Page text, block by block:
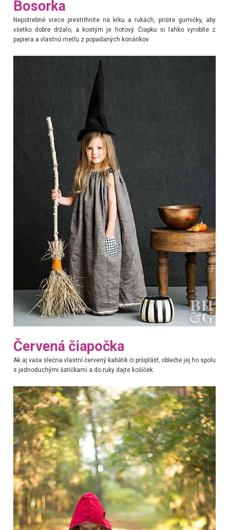
Bosorka
Nepotrebné vrece prestrihnite na krku a rukách, prišite gumičky, aby
všetko dobre držalo, a kostým je hotový. Čiapku si ľahko vyrobíte z
papiera a vlastnú metlu z popadaných konárikov.
Červená čiapočka
Ak aj vaša slečna vlastní červený kabátik či pršiplášť, oblečte jej ho spolu
s jednoduchými šatičkami a do ruky dajte košíček.